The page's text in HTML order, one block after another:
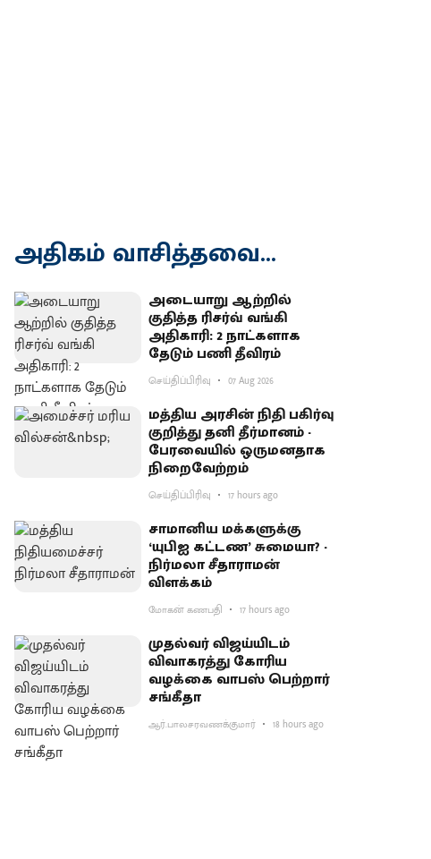
அதிகம் வாசித்தவை...
அடையாறு ஆற்றில்
குதித்த ரிசர்வ் வங்கி
அதிகாரி: 2 நாட்களாக
தேடும் பணி தீவிரம்
செய்திப்பிரிவு 07 Aug 2026
மத்திய அரசின் நிதி பகிர்வு
குறித்து தனி தீர்மானம் -
பேரவையில் ஒருமனதாக
நிறைவேற்றம்
செய்திப்பிரிவு 17 hours ago
சாமானிய மக்களுக்கு
‘யுபிஐ கட்டண’ சுமையா? -
நிர்மலா சீதாராமன்
விளக்கம்
மோகன் கணபதி 17 hours ago
முதல்வர் விஜய்யிடம்
விவாகரத்து கோரிய
வழக்கை வாபஸ் பெற்றார்
சங்கீதா
ஆர்.பாலசரவணக்குமார் 18 hours ago